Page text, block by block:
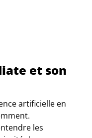
et son
artificielle en
les